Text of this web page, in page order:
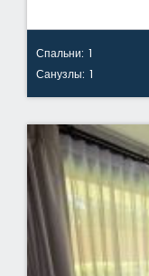
Спальни: 1
Санузлы: 1